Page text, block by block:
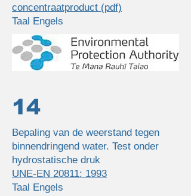
concentraatproduct (pdf)
Taal Engels
14
Bepaling van de weerstand tegen
binnendringend water. Test onder
hydrostatische druk
UNE-EN 20811: 1993
Taal Engels